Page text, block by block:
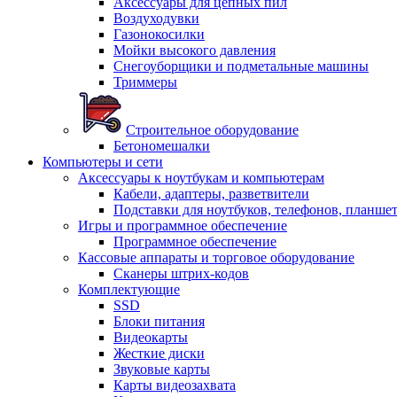
Воздуходувки
Газонокосилки
Мойки высокого давления
Снегоуборщики и подметальные машины
Триммеры
Строительное оборудование
Бетономешалки
Компьютеры и сети
Аксессуары к ноутбукам и компьютерам
Кабели, адаптеры, разветвители
Подставки для ноутбуков, телефонов,
Игры и программное обеспечение
Программное обеспечение
Кассовые аппараты и торговое оборудование
Сканеры штрих-кодов
Комплектующие
SSD
Блоки питания
Видеокарты
Жесткие диски
Звуковые карты
Карты видеозахвата